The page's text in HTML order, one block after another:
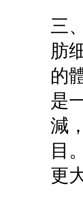
三
肪
的
是
減
目
更